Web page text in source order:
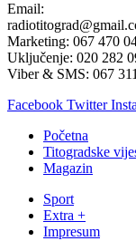
Email:
Marketing: 067 470
Uključenje: 020 282
Viber & SMS: 067
Facebook Twitter
Početna
Titogradske
Magazin
Sport
Extra +
Impresum